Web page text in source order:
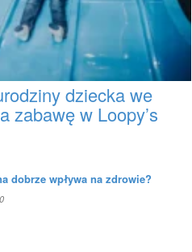
dziecka we
zabawę w Loopy’s
dobrze wpływa na zdrowie?
0